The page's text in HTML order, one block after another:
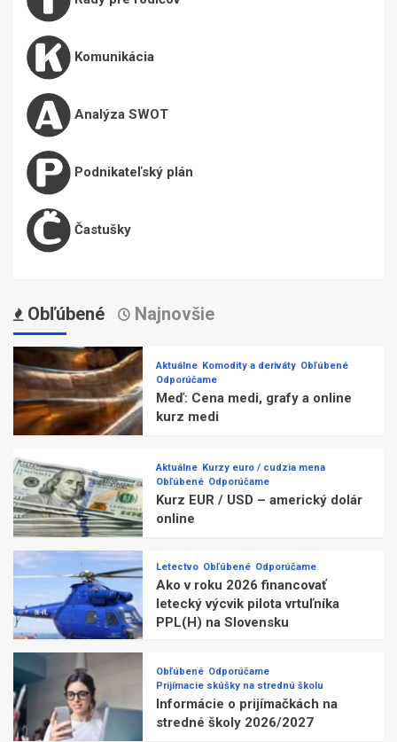
Komunikácia
Analýza SWOT
Podnikateľský plán
Častušky
Obľúbené Najnovšie
Aktuálne Komodity a deriváty Obľúbené
Odporúčame
Meď: Cena medi, grafy a online
kurz medi
Aktuálne Kurzy euro / cudzia mena
Obľúbené Odporúčame
Kurz EUR / USD – americký dolár
online
Letectvo Obľúbené Odporúčame
Ako v roku 2026 financovať
letecký výcvik pilota vrtuľníka
PPL(H) na Slovensku
Obľúbené Odporúčame
Prijímacie skúšky na strednú školu
Informácie o prijímačkách na
stredné školy 2026/2027